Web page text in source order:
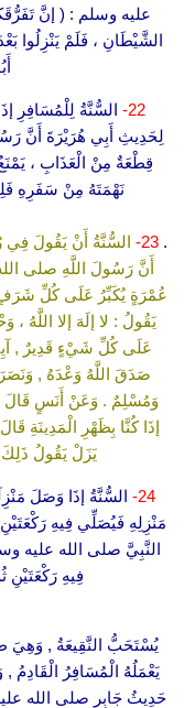
عليه وسلم : ( إنَّ
الشَّيْطَانِ ، فَلَمْ يَنْزِلُوا
22-
السُّنَّةُ لِلْمُسَافِرِ
لِحَدِيثِ أَبِي هُرَيْرَةَ أَنَّ
قِطْعَةٌ مِنْ الْعَذَابِ ،
نَهْمَتَهُ مِنْ سَفَرِهِ
.
23-
السُّنَّةُ أَنْ يَقُولَ
أَنَّ رَسُولَ اللَّهِ صلى
عُمْرَةٍ يُكَبِّرُ عَلَى كُلِّ شَرَفٍ
يَقُولُ : لا إلَهَ إلا اللَّهُ
عَلَى كُلِّ شَيْءٍ قَدِيرٌ ,
صَدَقَ اللَّهُ وَعْدَهُ ,
وَمُسْلِمٌ . وَعَنْ أَنَسٍ قَالَ :
إذَا كُنَّا بِظَهْرِ الْمَدِينَةِ
يَزَلْ يَقُولُ ذَلِكَ
24-
السُّنَّةُ إذَا وَصَلَ
مَنْزِلِهِ فَيُصَلِّي فِيهِ
النَّبِيَّ صلى الله عليه
فِيهِ
يُسْتَحَبُّ النَّقِيعَةُ , وَهِيَ
يَعْمَلُهُ الْمُسَافِرُ الْقَادِمُ
حَدِيثُ جَابِرٍ صلى الله